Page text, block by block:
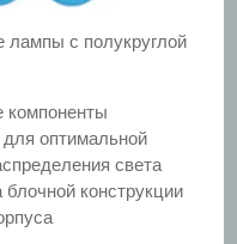
лампы с полукруглой
оптимальной
света
конструкции